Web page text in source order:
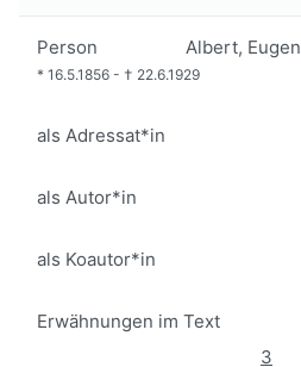
Person Albert, Eugen
* 16.5.1856 - † 22.6.1929
als Adressat*in
als Autor*in
als Koautor*in
Erwähnungen im Text
3